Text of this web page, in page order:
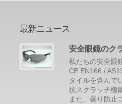
最新ニュース
安全眼鏡のク
私たちの安全眼
CE EN166 /
タイルを含んで
抗スクラッチ機
また、曇り防止